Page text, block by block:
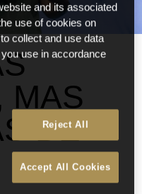
MAS
DE
and its associated
use of cookies on
collect and use data
use in accordance
Reject All
Accept All Cookies